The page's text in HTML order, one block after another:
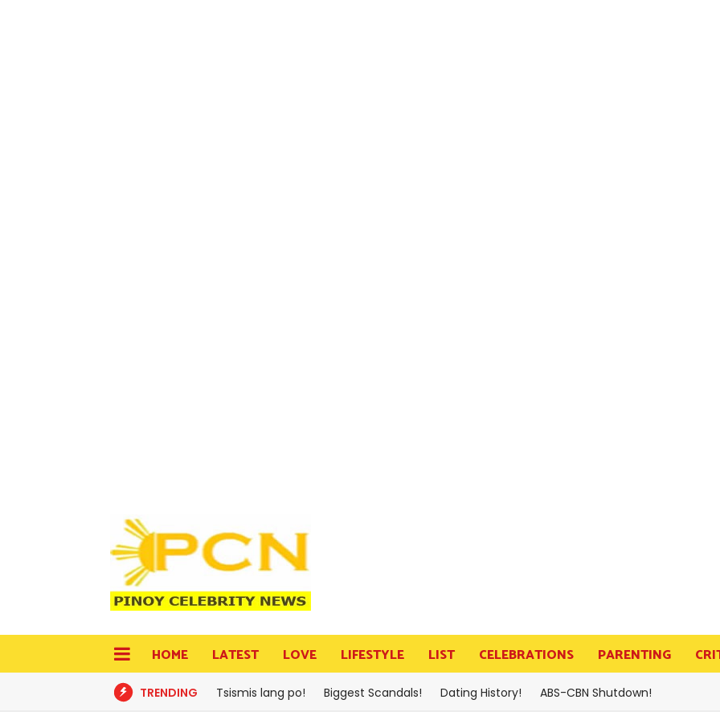
HOME LATEST LOVE LIFESTYLE LIST CELEBRATIONS PARENTING
TRENDING Tsismis lang po! Biggest Scandals! Dating History! ABS-CBN Shutdown!